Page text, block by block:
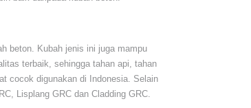
beton. Kubah jenis ini juga mampu
terbaik, sehingga tahan api, tahan
cocok digunakan di Indonesia. Selain
Lisplang GRC dan Cladding GRC.